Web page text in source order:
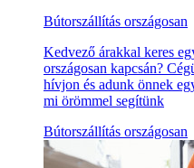
Bútorszállítás országosan
Kedvező árakkal keres
országosan kapcsán?
hívjon és adunk önnek
mi örömmel segítünk
Bútorszállítás országosan